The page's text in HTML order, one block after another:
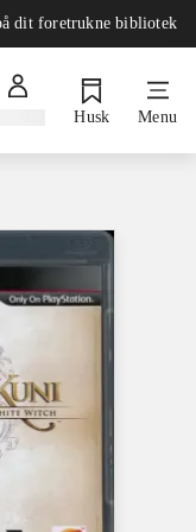
dit foretrukne bibliotek
Husk Menu